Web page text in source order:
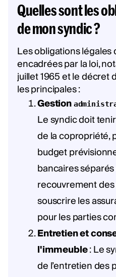
Quelles sont les
de mon syndic ?
Les obligations légales
encadrées par la loi,
juillet 1965 et le décret
les principales :
Gestion
Le syndic doit
de la copropriété,
budget
bancaires
recouvrement
souscrire les
pour les parties
Entretien et
l'immeuble: Le
de l’entretien des